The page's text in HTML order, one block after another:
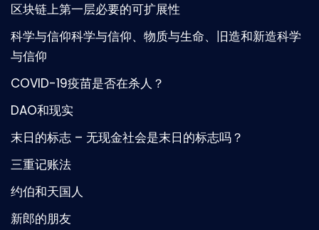
区块链上第一层必要的可扩展性
科学与信仰科学与信仰、物质与生命、旧造和新造科学
与信仰
COVID-19疫苗是否在杀人？
DAO和现实
末日的标志 – 无现金社会是末日的标志吗？
三重记账法
约伯和天国人
新郎的朋友